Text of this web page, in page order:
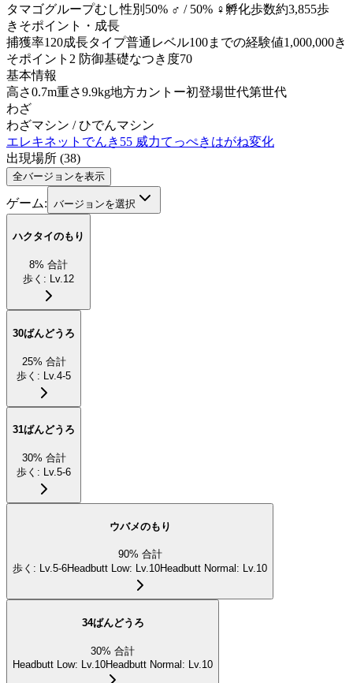
タマゴグループむし性別 50% ♂ / 50% ♀ 孵化歩数約3,855歩
きそポイント・成長
捕獲率120成長タイプ普通 レベル100までの経験値1,000,000き
そポイント 2 防御基礎なつき度70
基本情報
高さ0.7m重さ9.9kg地方カントー初登場世代第世代
わざ
わざマシン / ひでんマシン
エレキネット でんき 55 威力てっぺき はがね変化
出現場所 (38)
全バージョンを表示
ゲーム: バージョンを選択
ハクタイのもり
8% 合計
歩く : Lv.12
30ばんどうろ
25% 合計
歩く : Lv.4-5
31ばんどうろ
30% 合計
歩く : Lv.5-6
ウバメのもり
90% 合計
歩く : Lv.5-6Headbutt Low: Lv.10Headbutt Normal : Lv.10
34ばんどうろ
30% 合計
Headbutt Low: Lv.10Headbutt Normal : Lv.10